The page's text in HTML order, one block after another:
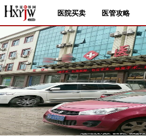
医院买卖 医管攻略